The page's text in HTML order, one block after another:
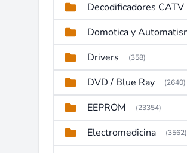
Decodificadores CATV
Drivers (358)
DVD / Blue Ray (2640)
EEPROM (23354)
Electromedicina (3562)